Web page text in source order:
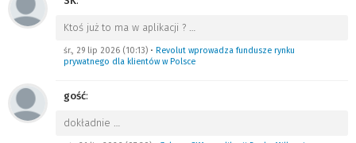
Ktoś już to ma w aplikacji ? …
śr., 29 lip 2026 (10:13) • Revolut wprowadza fundusze rynku
prywatnego dla klientów w Polsce
gość:
dokładnie …